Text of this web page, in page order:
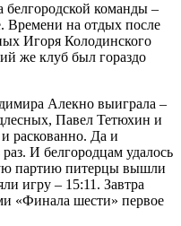
белгородской команды –
Времени на отдых после
Игоря Колодинского
же клуб был гораздо
Алекно выиграла –
Павел Тетюхин и
раскованно. Да и
И белгородцам удалось
партию питерцы вышли
игру – 15:11. Завтра
«Финала шести» первое